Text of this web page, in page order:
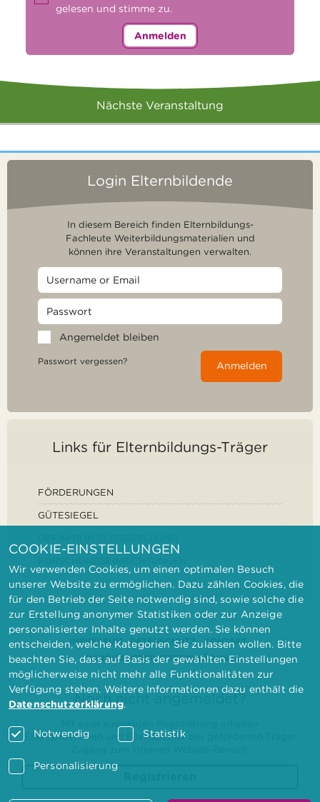
gelesen und stimme zu.
Anmelden
Nächste Veranstaltung
Login Elternbildende
In diesem Bereich finden Elternbildungs-
Fachleute Weiterbildungsmaterialien und
können ihre Veranstaltungen verwalten.
Angemeldet bleiben
Passwort vergessen? Anmelden
Links für Elternbildungs-Träger
FÖRDERUNGEN
GÜTESIEGEL
IMPRESSUM DATENSCHUTZ
KONTAKT
BARRIEREFREIHEITSERKLÄRUNG
Noch nicht angemeldet?
Elternbilderinnen und Elternbildner der geförderten Träger
COOKIE-EINSTELLUNGEN
Wir verwenden Cookies, um einen optimalen Besuch
unserer Website zu ermöglichen. Dazu zählen Cookies, die
für den Betrieb der Seite notwendig sind, sowie solche die
zur Erstellung anonymer Statistiken oder zur Anzeige
personalisierter Inhalte genutzt werden. Sie können
entscheiden, welche Kategorien Sie zulassen wollen. Bitte
beachten Sie, dass auf Basis der gewählten Einstellungen
möglicherweise nicht mehr alle Funktionalitäten zur
Verfügung stehen. Weitere Informationen dazu enthält die
Datenschutzerklärung.
Notwendig Statistik
Personalisierung